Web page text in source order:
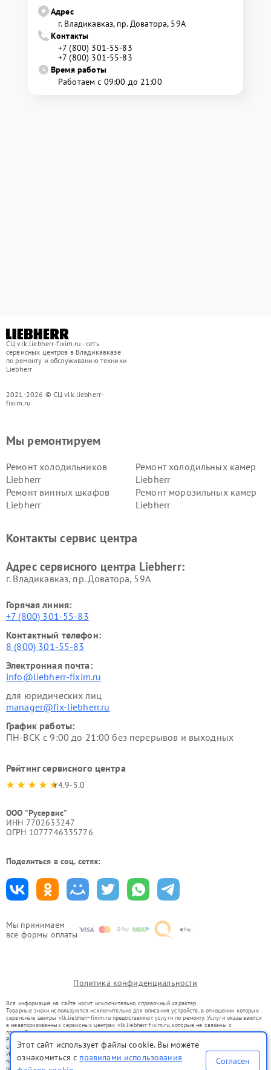
Адрес
г. Владикавказ, пр. Доватора, 59А
Контакты
+7 (800) 301-55-83
+7 (800) 301-55-83
Время работы
Работаем с 09:00 до 21:00
СЦ vlk.liebherr-fixim.ru - сеть
сервисных центров в Владикавказе
по ремонту и обслуживанию техники
Liebherr
2021-2026 © СЦ vlk.liebherr-
fixim.ru
Мы принимаем
все формы оплаты
Мы ремонтируем
Ремонт холодильников
Liebherr
Ремонт холодильных камер
Liebherr
Ремонт винных шкафов
Liebherr
Ремонт морозильных камер
Liebherr
Контакты сервис центра
Адрес сервисного центра Liebherr:
г. Владикавказ, пр. Доватора, 59А
Горячая линия:
+7 (800) 301-55-83
Контактный телефон:
8 (800) 301-55-83
Электронная почта:
info@liebherr-fixim.ru
для юридических лиц
manager@fix-liebherr.ru
График работы:
ПН-ВСК с 9:00 до 21:00 без перерывов и выходных
Рейтинг сервисного центра
4.9-5.0
ООО "Русервис"
ИНН 7702633247
ОГРН 1077746335776
Поделиться в соц. сетях:
Политика конфиденциальности
Вся информация на сайте носит исключительно справочный характер.
Товарные знаки используются исключительно для описания устройств, в отношении которых
сервисные центры vlk.liebherr-fixim.ru предоставляют услуги по ремонту. Услуги оказываются
в неавторизованных сервисных центрах vlk.liebherr-fixim.ru, которые не связаны с
правообладателями товарных знаков или их официальными представителями.
Ремонт осуществляется для устройств, уже введенных в гражданский оборот в соответствии
со статьей 1487 ГК РФ.
Использование товарных знаков не преследует цели индивидуализации услуг или введения
потребителей в заблуждение, а служит для информирования о предоставляемых услугах по
Этот сайт использует файлы cookie. Вы можете
ознакомиться с правилами использования
Согласен